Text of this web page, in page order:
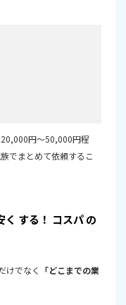
円～50,000円程
でまとめて依頼するこ
する！ コスパ の
けでなく 「どこまでの業